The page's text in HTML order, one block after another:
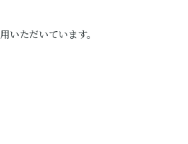
いただいています。